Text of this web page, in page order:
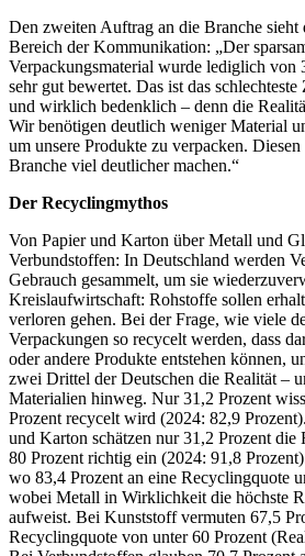
Den zweiten Auftrag an die Branche
Bereich der Kommunikation: „Der
Verpackungsmaterial wurde lediglich von
sehr gut bewertet. Das ist das
und wirklich bedenklich – denn die
Wir benötigen deutlich weniger Material
um unsere Produkte zu verpacken.
Branche viel deutlicher machen.“
Der Recyclingmythos
Von Papier und Karton über Metall und
Verbundstoffen: In Deutschland werden
Gebrauch gesammelt, um sie
Kreislaufwirtschaft: Rohstoffe sollen
verloren gehen. Bei der Frage, wie viele
Verpackungen so recycelt werden, dass
oder andere Produkte entstehen können,
zwei Drittel der Deutschen die Realität –
Materialien hinweg. Nur 31,2 Prozent
Prozent recycelt wird (2024: 82,9
und Karton schätzen nur 31,2 Prozent
80 Prozent richtig ein (2024: 91,8
wo 83,4 Prozent an eine Recyclingquote
wobei Metall in Wirklichkeit die höchste
aufweist. Bei Kunststoff vermuten 67,5
Recyclingquote von unter 60 Prozent